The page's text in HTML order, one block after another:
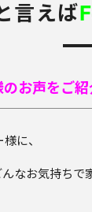
言えば
お声をご
に、
なお気持ちで